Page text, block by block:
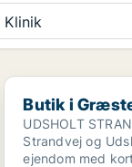
Klinik
Butik i Græsted
Butik i
UDSHOLT
Strandvej og
ejendom med